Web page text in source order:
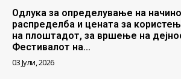
Одлука за определување на
распределба и цената за
на плоштадот, за вршење на
Фестивалот на...
03 Јули, 2026